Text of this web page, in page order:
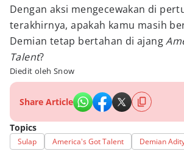
Dengan aksi mengecewakan di
terakhirnya, apakah kamu masih
Demian tetap bertahan di ajang
Talent?
Diedit oleh Snow
Share Article
Topics
Sulap America's Got Talent Demian